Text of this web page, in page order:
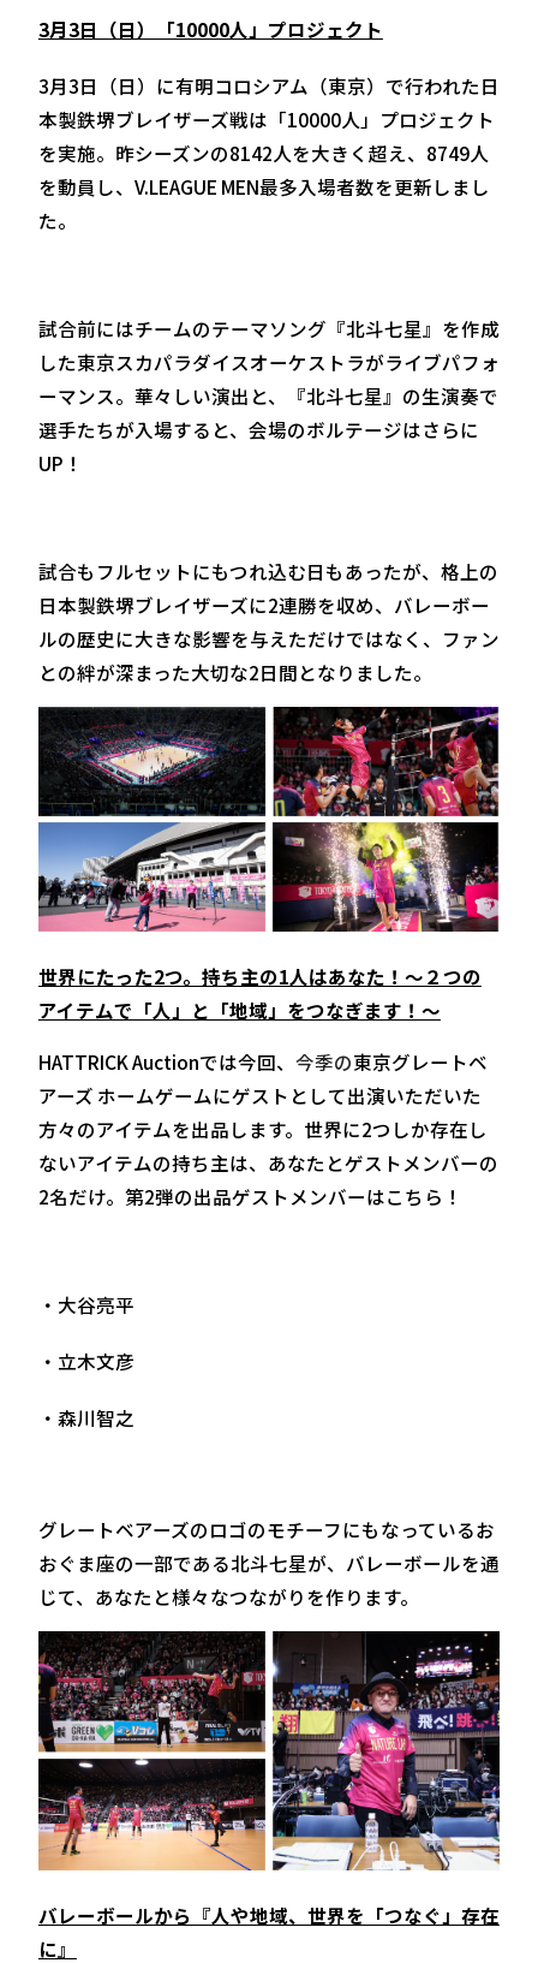
3月3日（日）「10000人」プロジェクト
3月3日（日）に有明コロシアム（東京）で行われた日
本製鉄堺ブレイザーズ戦は「10000人」プロジェクト
を実施。昨シーズンの8142人を大きく超え、8749人
を動員し、V.LEAGUE MEN最多入場者数を更新しまし
た。
試合前にはチームのテーマソング『北斗七星』を作成
した東京スカパラダイスオーケストラがライブパフォ
ーマンス。華々しい演出と、『北斗七星』の生演奏で
選手たちが入場すると、会場のボルテージはさらに
UP！
試合もフルセットにもつれ込む日もあったが、格上の
日本製鉄堺ブレイザーズに2連勝を収め、バレーボー
ルの歴史に大きな影響を与えただけではなく、ファン
との絆が深まった大切な2日間となりました。
世界にたった2つ。持ち主の1人はあなた！～２つの
アイテムで「人」と「地域」をつなぎます！～
HATTRICK Auctionでは今回、 今季の東京グレートベ
アーズ ホームゲームにゲストとして出演いただいた
方々のアイテムを出品します。世界に2つしか存在し
ないアイテムの持ち主は、あなたとゲストメンバーの
2名だけ。第2弾の出品ゲストメンバーはこちら！
・大谷亮平
・立木文彦
・森川智之
グレートベアーズのロゴのモチーフにもなっているお
おぐま座の一部である北斗七星が、バレーボールを通
じて、あなたと様々なつながりを作ります。
バレーボールから『人や地域、世界を「つなぐ」存在
に』